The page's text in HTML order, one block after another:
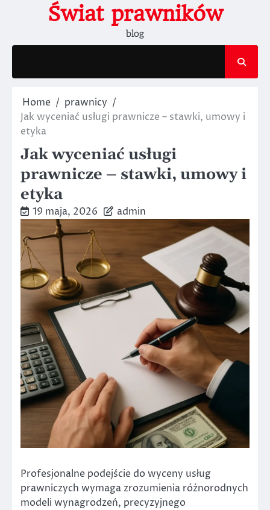
Świat prawników
blog
Home
prawnicy
Jak wyceniać usługi prawnicze – stawki, umowy i
etyka
Jak wyceniać usługi
prawnicze – stawki, umowy i
etyka
19 maja, 2026 admin
Profesjonalne podejście do wyceny usług
prawniczych wymaga zrozumienia różnorodnych
modeli wynagrodzeń, precyzyjnego